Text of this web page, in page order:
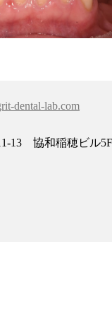
dental-lab.com
13 協和稲穂ビル5F